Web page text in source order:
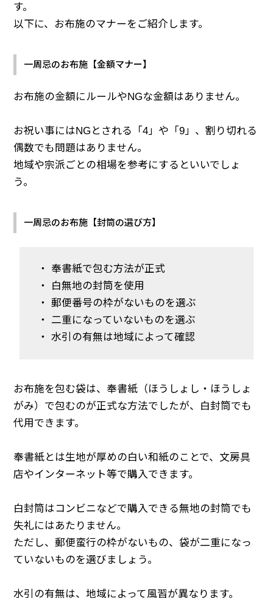
す。
以下に、お布施のマナーをご紹介します。
一周忌のお布施【金額マナー】
お布施の金額にルールやNGな金額はありません。
お祝い事にはNGとされる「4」や「9」、割り切れる
偶数でも問題はありません。
地域や宗派ごとの相場を参考にするといいでしょ
う。
一周忌のお布施【封筒の選び方】
・ 奉書紙で包む方法が正式
・ 白無地の封筒を使用
・ 郵便番号の枠がないものを選ぶ
・ 二重になっていないものを選ぶ
・ 水引の有無は地域によって確認
お布施を包む袋は、奉書紙（ほうしょし・ほうしょ
がみ）で包むのが正式な方法でしたが、白封筒でも
代用できます。
奉書紙とは生地が厚めの白い和紙のことで、文房具
店やインターネット等で購入できます。
白封筒はコンビニなどで購入できる無地の封筒でも
失礼にはあたりません。
ただし、郵便蛮行の枠がないもの、袋が二重になっ
ていないものを選びましょう。
水引の有無は、地域によって風習が異なります。